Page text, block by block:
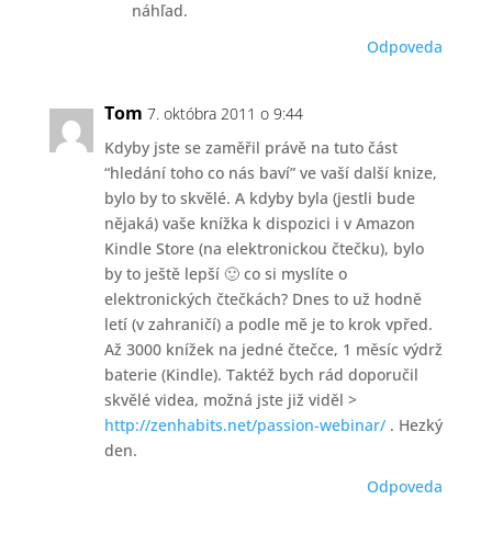
náhľad.
Odpoveda
Tom 7. októbra 2011 o 9:44
Kdyby jste se zaměřil právě na tuto část
“hledání toho co nás baví” ve vaší další knize,
bylo by to skvělé. A kdyby byla (jestli bude
nějaká) vaše knížka k dispozici i v Amazon
Kindle Store (na elektronickou čtečku), bylo
by to ještě lepší 🙂 co si myslíte o
elektronických čtečkách? Dnes to už hodně
letí (v zahraničí) a podle mě je to krok vpřed.
Až 3000 knížek na jedné čtečce, 1 měsíc výdrž
baterie (Kindle). Taktéž bych rád doporučil
skvělé videa, možná jste již viděl >
http://zenhabits.net/passion-webinar/. Hezký
den.
Odpoveda